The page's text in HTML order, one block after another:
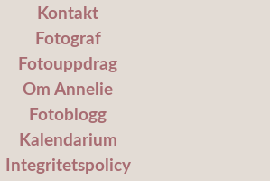
Kontakt
Fotograf
Fotouppdrag
Om Annelie
Fotoblogg
Kalendarium
Integritetspolicy